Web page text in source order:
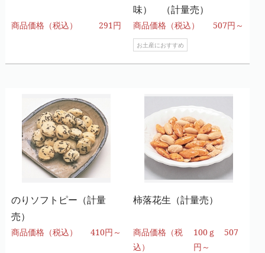
商品価格（税込） 291円
味） （計量売）
商品価格（税込） 507円～
お土産におすすめ
のりソフトピー（計量
売）
商品価格（税込） 410円～
柿落花生（計量売）
商品価格（税
込）
100ｇ 507
円～